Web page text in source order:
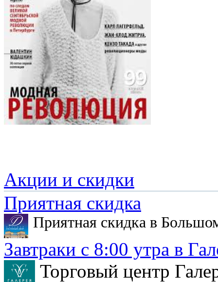
Акции и скидки
Приятная скидка
Приятная скидка в
Завтраки с 8:00 утра в
Торговый центр